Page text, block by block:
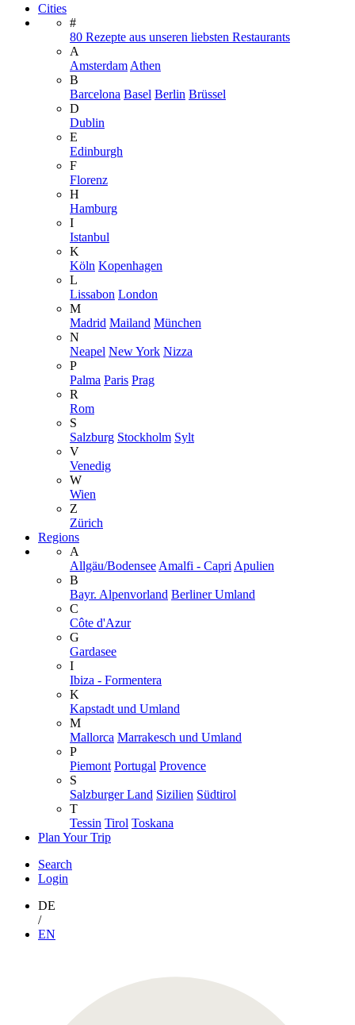
Cities
#
80 Rezepte aus unseren liebsten Restaurants
A
Amsterdam Athen
B
Barcelona Basel Berlin Brüssel
D
Dublin
E
Edinburgh
F
Florenz
H
Hamburg
I
Istanbul
K
Köln Kopenhagen
L
Lissabon London
M
Madrid Mailand München
N
Neapel New York Nizza
P
Palma Paris Prag
R
Rom
S
Salzburg Stockholm Sylt
V
Venedig
W
Wien
Z
Zürich
Regions
A
Allgäu/Bodensee Amalfi - Capri Apulien
B
Bayr. Alpenvorland Berliner Umland
C
Côte d'Azur
G
Gardasee
I
Ibiza - Formentera
K
Kapstadt und Umland
M
Mallorca Marrakesch und Umland
P
Piemont Portugal Provence
S
Salzburger Land Sizilien Südtirol
T
Tessin Tirol Toskana
Plan Your Trip
Search
Login
DE
/
EN